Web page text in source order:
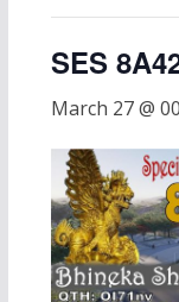
SES
March 27 @